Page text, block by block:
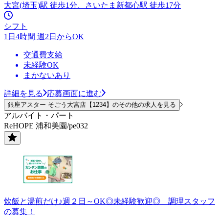
大宮(埼玉)駅 徒歩1分、さいたま新都心駅 徒歩17分
シフト
1日4時間 週2日からOK
交通費支給
未経験OK
まかないあり
詳細を見る 応募画面に進む
銀座アスター そごう大宮店【1234】のその他の求人を見る
アルバイト・パート
ReHOPE 浦和美園/pe032
炊飯と湯煎だけ♪週２日～OK◎未経験歓迎◎ 調理スタッフ
の募集！